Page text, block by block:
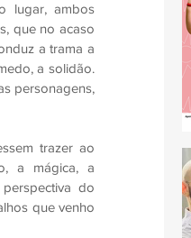
lugar, ambos
que no acaso
a trama a
a solidão.
personagens,
trazer ao
a mágica, a
do
que venho